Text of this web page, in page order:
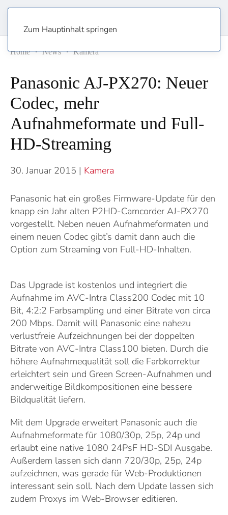
Zum Hauptinhalt springen
Home News Kamera
Panasonic AJ-PX270: Neuer
Codec, mehr
Aufnahmeformate und Full-
HD-Streaming
30. Januar 2015 | Kamera
Panasonic hat ein großes Firmware-Update für den
knapp ein Jahr alten P2HD-Camcorder AJ-PX270
vorgestellt. Neben neuen Aufnahmeformaten und
einem neuen Codec gibt’s damit dann auch die
Option zum Streaming von Full-HD-Inhalten.
Das Upgrade ist kostenlos und integriert die
Aufnahme im AVC-Intra Class200 Codec mit 10
Bit, 4:2:2 Farbsampling und einer Bitrate von circa
200 Mbps. Damit will Panasonic eine nahezu
verlustfreie Aufzeichnungen bei der doppelten
Bitrate von AVC-Intra Class100 bieten. Durch die
höhere Aufnahmequalität soll die Farbkorrektur
erleichtert sein und Green Screen-Aufnahmen und
anderweitige Bildkompositionen eine bessere
Bildqualität liefern.
Mit dem Upgrade erweitert Panasonic auch die
Aufnahmeformate für 1080/30p, 25p, 24p und
erlaubt eine native 1080 24PsF HD-SDI Ausgabe.
Außerdem lassen sich dann 720/30p, 25p, 24p
aufzeichnen, was gerade für Web-Produktionen
interessant sein soll. Nach dem Update lassen sich
zudem Proxys im Web-Browser editieren.